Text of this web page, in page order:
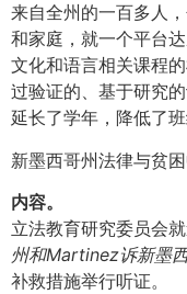
来自全州的一百多人
和家庭，就一个平台
文化和语言相关课程
过验证的、基于研究
延长了学年，降低了
新墨西哥州法律与贫
内容。
立法教育研究委员会
州和Martinez诉新墨
补救措施举行听证。